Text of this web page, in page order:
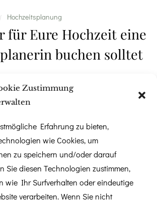
Zustimmung
Erfahrung zu bieten,
wie Cookies, um
zu speichern und/oder darauf
Sie diesen Technologien zustimmen,
wie Ihr Surfverhalten oder eindeutige
verarbeiten. Wenn Sie nicht
| Hochzeitsplanung
für Eure Hochzeit eine
buchen solltet
Projekten im Leben. Zwischen
Dienstleisterkoordination
kann der Wunsch nach einer
schnell in Stress umschlagen.
der Mehrwert einer professionellen
In diesem Beitrag erfahrt ihr, warum die
eine Hochzeitsplanerin nicht nur Zeit
Tag harmonischer, persönlicher